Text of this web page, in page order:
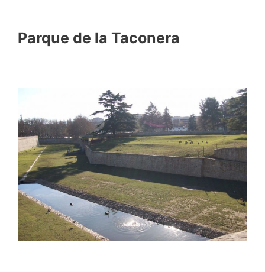
Parque de la Taconera